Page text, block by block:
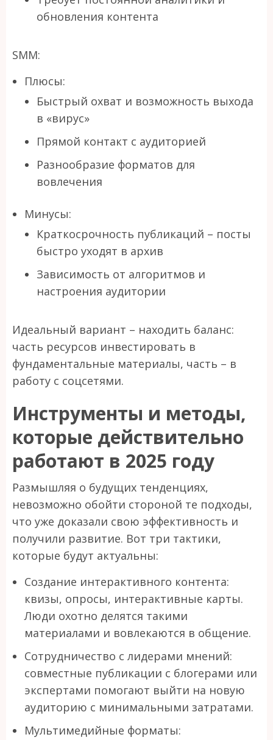
обновления контента
SMM:
Плюсы:
Быстрый охват и возможность выхода
в «вирус»
Прямой контакт с аудиторией
Разнообразие форматов для
вовлечения
Минусы:
Краткосрочность публикаций – посты
быстро уходят в архив
Зависимость от алгоритмов и
настроения аудитории
Идеальный вариант – находить баланс:
часть ресурсов инвестировать в
фундаментальные материалы, часть – в
работу с соцсетями.
Инструменты и методы,
которые действительно
работают в 2025 году
Размышляя о будущих тенденциях,
невозможно обойти стороной те подходы,
что уже доказали свою эффективность и
получили развитие. Вот три тактики,
которые будут актуальны:
Создание интерактивного контента:
квизы, опросы, интерактивные карты.
Люди охотно делятся такими
материалами и вовлекаются в общение.
Сотрудничество с лидерами мнений:
совместные публикации с блогерами или
экспертами помогают выйти на новую
аудиторию с минимальными затратами.
Мультимедийные форматы: